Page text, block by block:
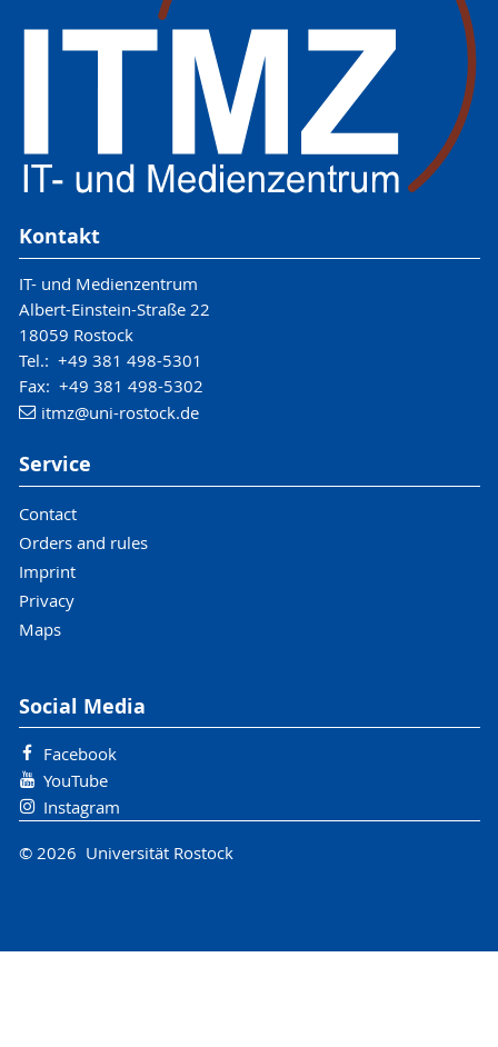
Kontakt
IT- und Medienzentrum
Albert-Einstein-Straße 22
18059 Rostock
Tel.: +49 381 498-5301
Fax: +49 381 498-5302
itmz@uni-rostock.de
Service
Contact
Orders and rules
Imprint
Privacy
Maps
Social Media
Facebook
YouTube
Instagram
© 2026 Universität Rostock